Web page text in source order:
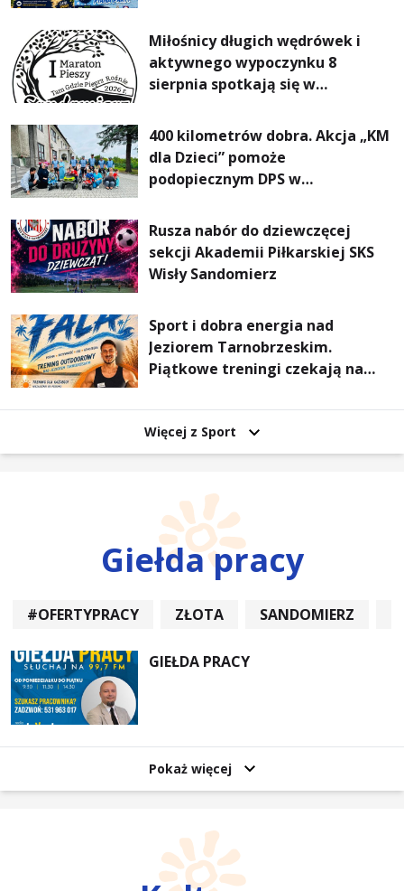
Miłośnicy długich wędrówek i
aktywnego wypoczynku 8
sierpnia spotkają się w
Pieszym „Tam Gdzie Pieprz
Rośnie”
400 kilometrów dobra. Akcja „KM
dla Dzieci” pomoże
podopiecznym DPS w
Rusza nabór do dziewczęcej
sekcji Akademii Piłkarskiej SKS
Wisły Sandomierz
Sport i dobra energia nad
Jeziorem Tarnobrzeskim.
Piątkowe treningi czekają na
Więcej z Sport
Giełda pracy
#OFERTYPRACY ZŁOTA SANDOMIERZ
GIEŁDA PRACY
Pokaż więcej